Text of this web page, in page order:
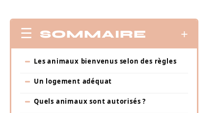
SOMMAIRE
Les animaux bienvenus selon des règles
Un logement adéquat
Quels animaux sont autorisés ?